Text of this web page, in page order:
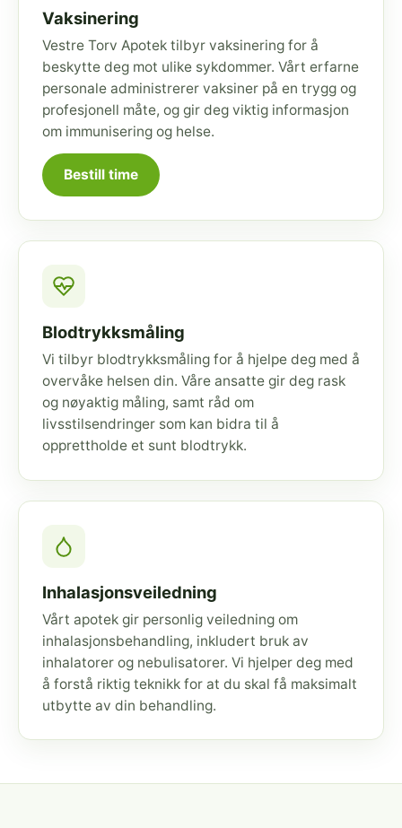
Vaksinering
Vestre Torv Apotek tilbyr vaksinering for å
beskytte deg mot ulike sykdommer. Vårt erfarne
personale administrerer vaksiner på en trygg og
profesjonell måte, og gir deg viktig informasjon
om immunisering og helse.
Bestill time
Blodtrykksmåling
Vi tilbyr blodtrykksmåling for å hjelpe deg med å
overvåke helsen din. Våre ansatte gir deg rask
og nøyaktig måling, samt råd om
livsstilsendringer som kan bidra til å
opprettholde et sunt blodtrykk.
Inhalasjonsveiledning
Vårt apotek gir personlig veiledning om
inhalasjonsbehandling, inkludert bruk av
inhalatorer og nebulisatorer. Vi hjelper deg med
å forstå riktig teknikk for at du skal få maksimalt
utbytte av din behandling.